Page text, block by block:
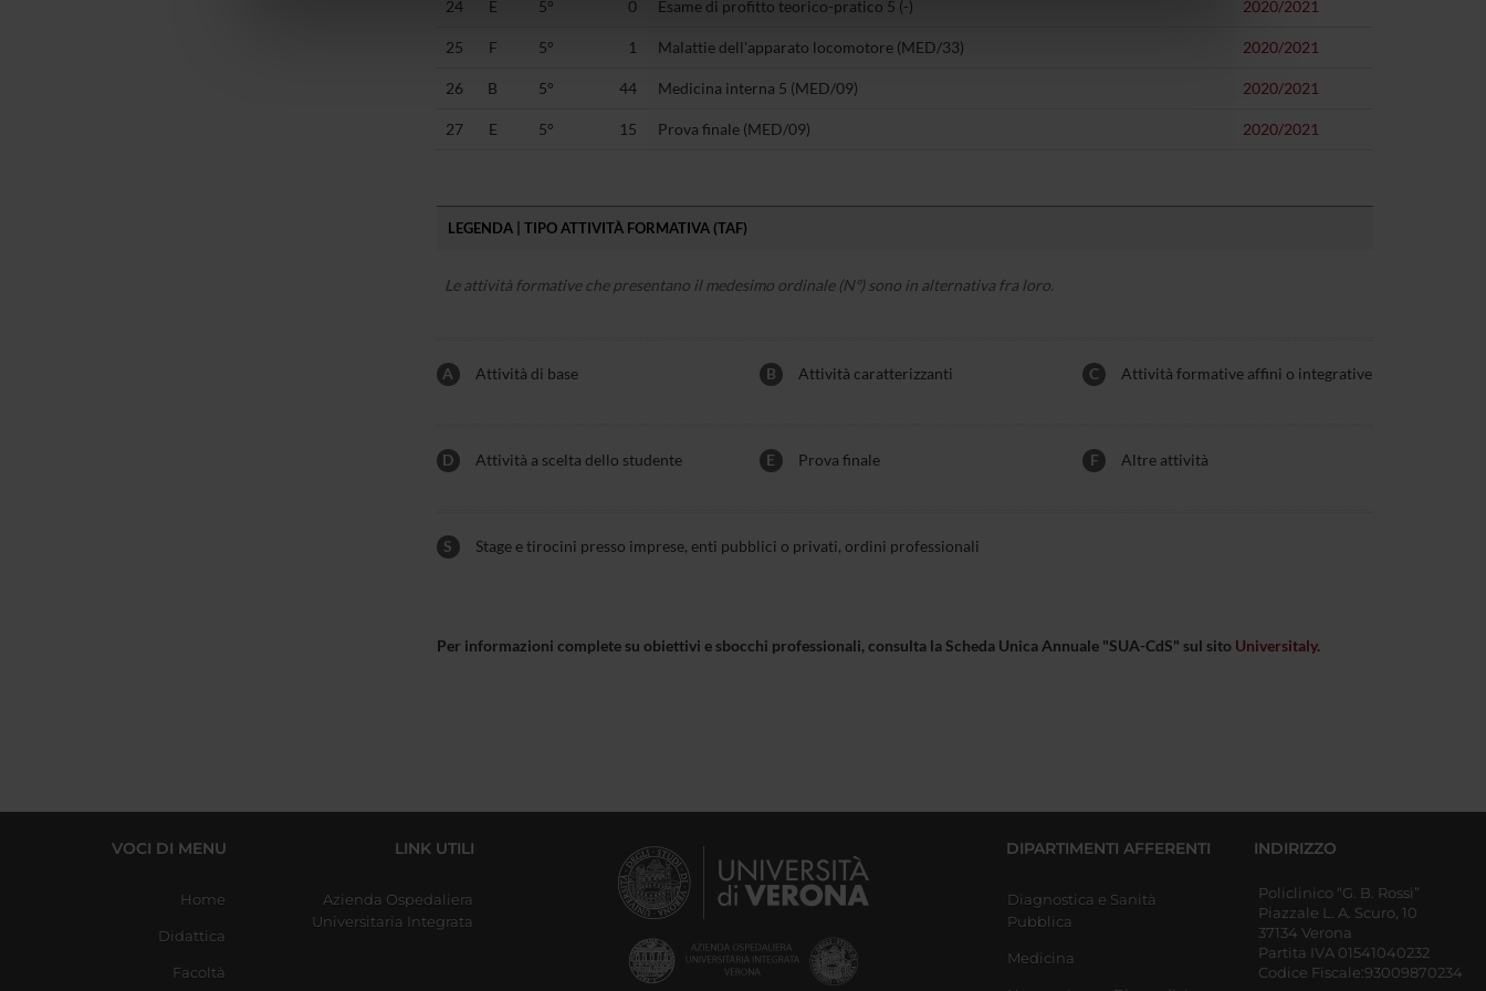
di analisi dei dati web, pubblicità e social media, i quali potrebbero combinarle con altre informazioni che hai fornito loro o
24 E 5° 0 Esame di profitto teorico-pratico 5 (-) 2020/2021
25 F 5° 1 Malattie dell'apparato locomotore (MED/33) 2020/2021
26 B 5° 44 Medicina interna 5 (MED/09) 2020/2021
27 E 5° 15 Prova finale (MED/09) 2020/2021
LEGENDA | TIPO ATTIVITÀ FORMATIVA (TAF)
Le attività formative che presentano il medesimo ordinale (Nº) sono in alternativa fra loro.
A Attività di base B Attività caratterizzanti C Attività formative affini o integrative
D Attività a scelta dello studente E Prova finale F Altre attività
S Stage e tirocini presso imprese, enti pubblici o privati, ordini professionali
Per informazioni complete su obiettivi e sbocchi professionali, consulta la Scheda Unica Annuale "SUA-CdS" sul sito Universitaly.
VOCI DI MENU
Home
Didattica
Facoltà
LINK UTILI
Azienda Ospedaliera
Universitaria Integrata
DIPARTIMENTI AFFERENTI
Diagnostica e Sanità
Pubblica
Medicina
INDIRIZZO
Policlinico “G. B. Rossi”
Piazzale L. A. Scuro, 10
37134 Verona
Partita IVA 01541040232
Codice Fiscale:93009870234